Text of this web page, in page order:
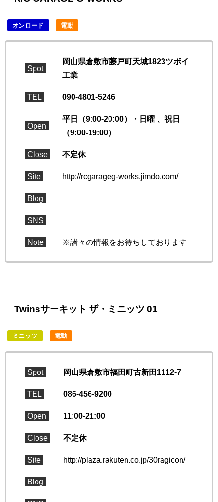
オンロード 電動
Spot
岡山県倉敷市藤戸町天城1823ツボイ
工業
TEL 090-4801-5246
Open
平日（9:00-20:00）・日曜 、祝日
（9:00-19:00）
Close 不定休
Site http://rcgarageg-works.jimdo.com/
Blog
SNS
Note ※諸々の情報をお待ちしております
Twinsサーキット ザ・ミニッツ 01
ミニッツ 電動
Spot 岡山県倉敷市福田町古新田1112-7
TEL 086-456-9200
Open 11:00-21:00
Close 不定休
Site http://plaza.rakuten.co.jp/30ragicon/
Blog